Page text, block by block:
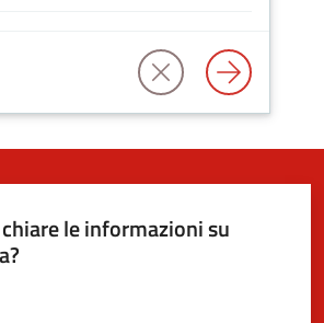
le informazioni su